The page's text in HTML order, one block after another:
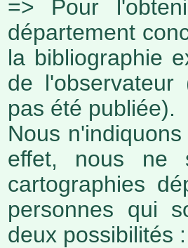
=> Pour
département
la bibliographie
de
pas été publiée).
Nous
effet, nous ne
cartographies
personnes qui
deux possibilités :